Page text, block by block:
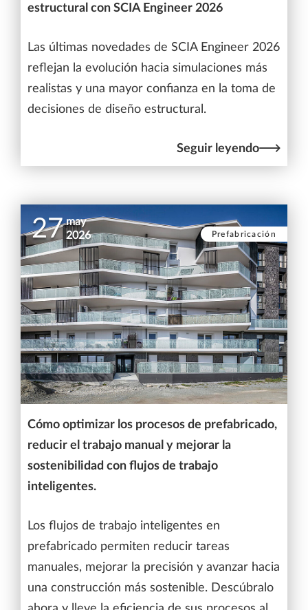
estructural con SCIA Engineer 2026
Las últimas novedades de SCIA Engineer 2026
reflejan la evolución hacia simulaciones más
realistas y una mayor confianza en la toma de
decisiones de diseño estructural.
Seguir leyendo
27 may
2026
Prefabricación
Cómo optimizar los procesos de prefabricado,
reducir el trabajo manual y mejorar la
sostenibilidad con flujos de trabajo
inteligentes.
Los flujos de trabajo inteligentes en
prefabricado permiten reducir tareas
manuales, mejorar la precisión y avanzar hacia
una construcción más sostenible. Descúbralo